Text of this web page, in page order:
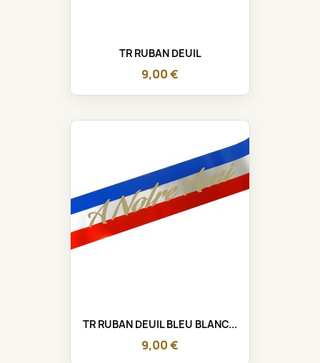
TR RUBAN DEUIL
9,00 €
TR RUBAN DEUIL BLEU BLANC...
9,00 €